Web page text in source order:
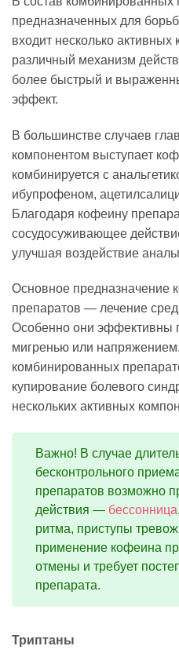
предназначенных для
входит несколько
различный механизм
более быстрый и
эффект.
В большинстве случаев
компонентом выступает
комбинируется с
ибупрофеном,
Благодаря кофеину
сосудосуживающее
улучшая воздействие
Основное предназначение
препаратов — лечение
Особенно они эффективны
мигренью или
комбинированных
купирование болевого
нескольких активных
Важно! В случае
бесконтрольного
препаратов возможно
действия — бессонница
ритма, приступы
применение кофеина
отмены и требует
препарата.
Триптаны